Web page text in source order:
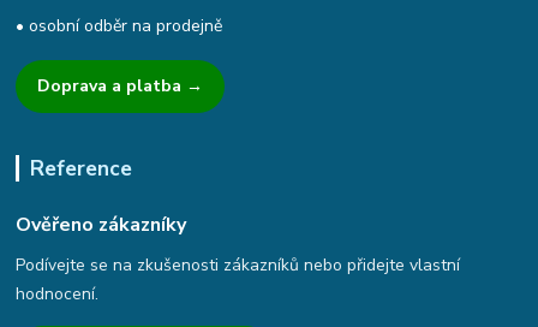
• osobní odběr na prodejně
Doprava a platba →
Reference
Ověřeno zákazníky
Podívejte se na zkušenosti zákazníků nebo přidejte vlastní
hodnocení.